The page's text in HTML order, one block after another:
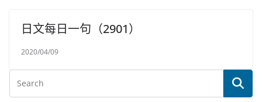
日文每日一句（2901）
2020/04/09